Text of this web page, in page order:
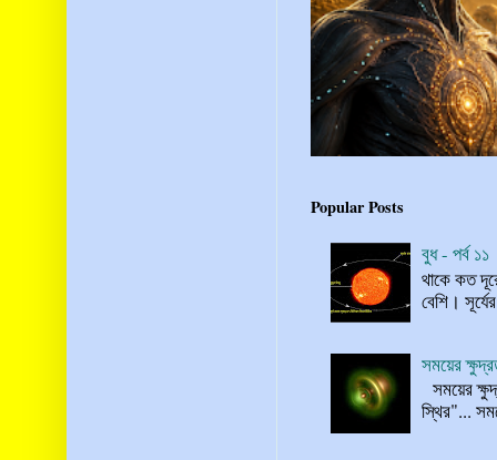
Popular Posts
বুধ - পর্ব ১১
থাকে কত
বেশি।
সময়ের
সময়ের
স্থির"...